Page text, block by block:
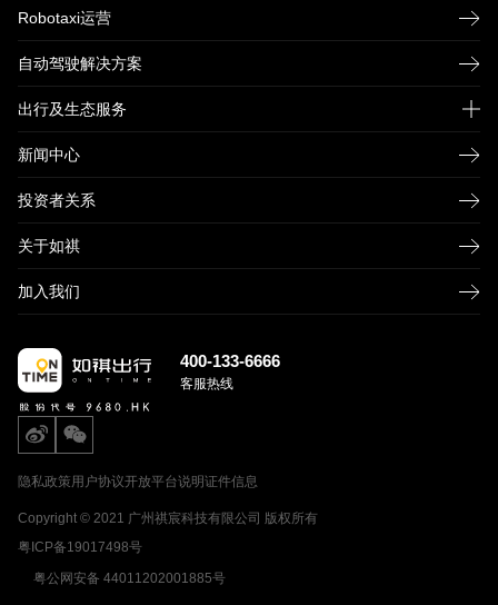
Robotaxi运营
自动驾驶解决方案
出行及生态服务
如祺快车
如祺企业用车
如祺网约新出租
如祺车服
新闻中心
投资者关系
关于如祺
加入我们
400-133-6666
客服热线
隐私政策用户协议开放平台说明证件信息
Copyright © 2021 广州祺宸科技有限公司 版权所有
粤ICP备19017498号
粤公网安备 44011202001885号